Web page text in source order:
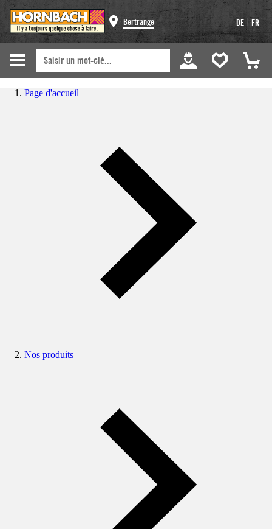
Bertrange DE | FR
Page d'accueil
Nos produits